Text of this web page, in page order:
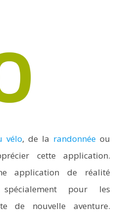
vélo, de la randonnée ou
cette application.
application de réalité
pour les
de nouvelle aventure.